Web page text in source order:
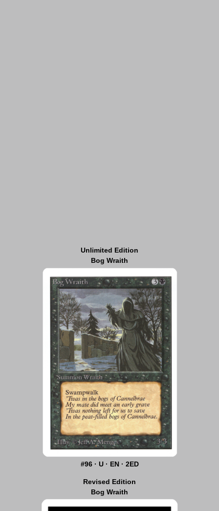
Unlimited Edition
Bog Wraith
#96 · U · EN · 2ED
Revised Edition
Bog Wraith